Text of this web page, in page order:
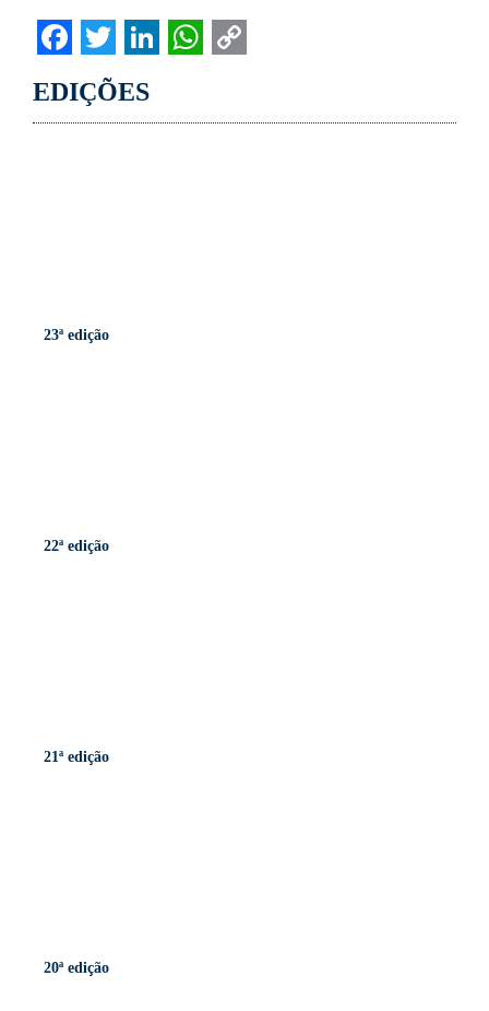
Facebook
Twitter
EDIÇÕES
23ª edição
22ª edição
21ª edição
20ª edição